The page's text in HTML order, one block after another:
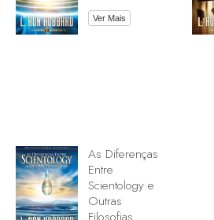
Ver Mais
As Diferenças
Entre
Scientology e
Outras